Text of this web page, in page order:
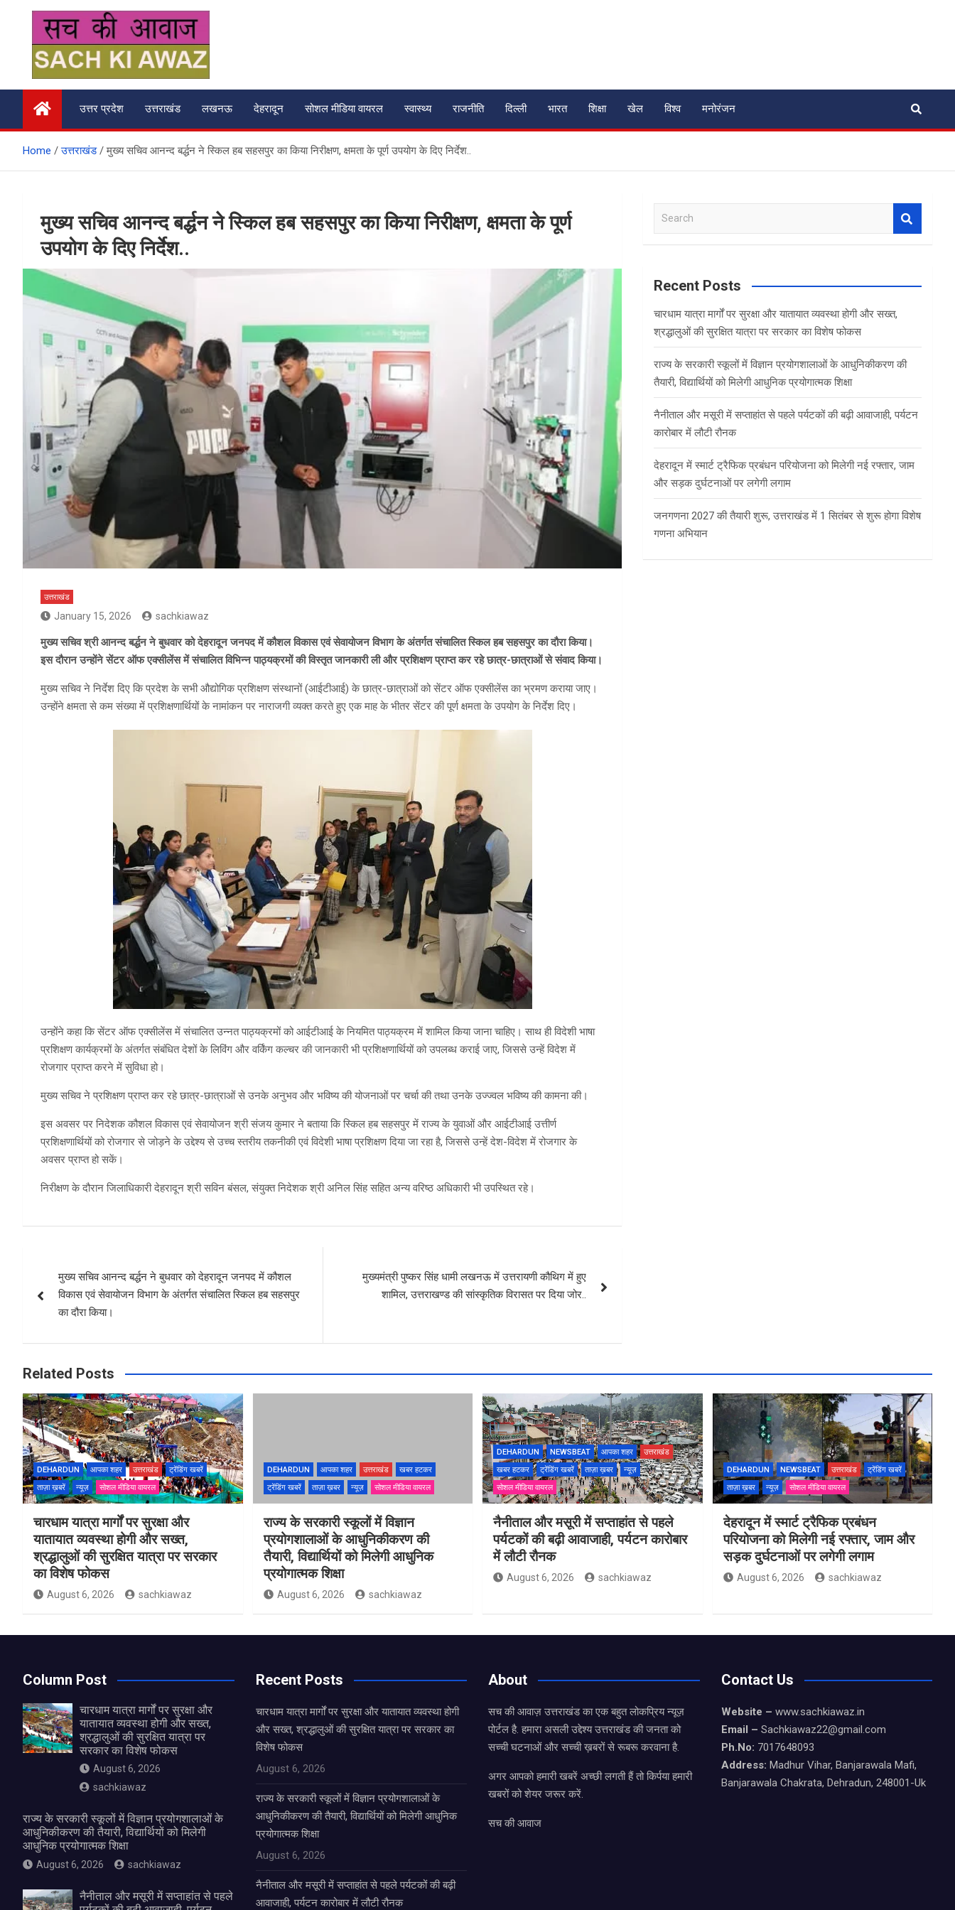
content
सच की आवाज
उत्तर प्रदेश उत्तराखंड लखनऊ देहरादून सोशल मीडिया वायरल स्वास्थ्य राजनीति दिल्ली भारत शिक्षा खेल विश्व मनोरंजन
Home उत्तराखंड मुख्य सचिव आनन्द बर्द्धन ने स्किल हब सहसपुर का किया निरीक्षण, क्षमता के पूर्ण उपयोग के दिए निर्देश..
मुख्य सचिव आनन्द बर्द्धन ने स्किल हब सहसपुर का किया निरीक्षण, क्षमता के पूर्ण
उपयोग के दिए निर्देश..
उत्तराखंड
January 15, 2026 sachkiawaz
मुख्य सचिव श्री आनन्द बर्द्धन ने बुधवार को देहरादून जनपद में कौशल विकास एवं सेवायोजन विभाग के अंतर्गत संचालित स्किल हब सहसपुर का दौरा किया।
इस दौरान उन्होंने सेंटर ऑफ एक्सीलेंस में संचालित विभिन्न पाठ्यक्रमों की विस्तृत जानकारी ली और प्रशिक्षण प्राप्त कर रहे छात्र-छात्राओं से संवाद किया।
मुख्य सचिव ने निर्देश दिए कि प्रदेश के सभी औद्योगिक प्रशिक्षण संस्थानों (आईटीआई) के छात्र-छात्राओं को सेंटर ऑफ एक्सीलेंस का भ्रमण कराया जाए।
उन्होंने क्षमता से कम संख्या में प्रशिक्षणार्थियों के नामांकन पर नाराजगी व्यक्त करते हुए एक माह के भीतर सेंटर की पूर्ण क्षमता के उपयोग के निर्देश दिए।
उन्होंने कहा कि सेंटर ऑफ एक्सीलेंस में संचालित उन्नत पाठ्यक्रमों को आईटीआई के नियमित पाठ्यक्रम में शामिल किया जाना चाहिए। साथ ही विदेशी भाषा
प्रशिक्षण कार्यक्रमों के अंतर्गत संबंधित देशों के लिविंग और वर्किंग कल्चर की जानकारी भी प्रशिक्षणार्थियों को उपलब्ध कराई जाए, जिससे उन्हें विदेश में
रोजगार प्राप्त करने में सुविधा हो।
मुख्य सचिव ने प्रशिक्षण प्राप्त कर रहे छात्र-छात्राओं से उनके अनुभव और भविष्य की योजनाओं पर चर्चा की तथा उनके उज्ज्वल भविष्य की कामना की।
इस अवसर पर निदेशक कौशल विकास एवं सेवायोजन श्री संजय कुमार ने बताया कि स्किल हब सहसपुर में राज्य के युवाओं और आईटीआई उत्तीर्ण
प्रशिक्षणार्थियों को रोजगार से जोड़ने के उद्देश्य से उच्च स्तरीय तकनीकी एवं विदेशी भाषा प्रशिक्षण दिया जा रहा है, जिससे उन्हें देश-विदेश में रोजगार के
अवसर प्राप्त हो सकें।
निरीक्षण के दौरान जिलाधिकारी देहरादून श्री सविन बंसल, संयुक्त निदेशक श्री अनिल सिंह सहित अन्य वरिष्ठ अधिकारी भी उपस्थित रहे।
navigation
मुख्य सचिव आनन्द बर्द्धन ने बुधवार को देहरादून जनपद में कौशल
विकास एवं सेवायोजन विभाग के अंतर्गत संचालित स्किल हब सहसपुर
का दौरा किया।
मुख्यमंत्री पुष्कर सिंह धामी लखनऊ में उत्तरायणी कौथिग में हुए
शामिल, उत्तराखण्ड की सांस्कृतिक विरासत पर दिया जोर..
a
c
Recent Posts
चारधाम यात्रा मार्गों पर सुरक्षा और यातायात व्यवस्था होगी और सख्त,
श्रद्धालुओं की सुरक्षित यात्रा पर सरकार का विशेष फोकस
राज्य के सरकारी स्कूलों में विज्ञान प्रयोगशालाओं के आधुनिकीकरण की
तैयारी, विद्यार्थियों को मिलेगी आधुनिक प्रयोगात्मक शिक्षा
नैनीताल और मसूरी में सप्ताहांत से पहले पर्यटकों की बढ़ी आवाजाही, पर्यटन
कारोबार में लौटी रौनक
देहरादून में स्मार्ट ट्रैफिक प्रबंधन परियोजना को मिलेगी नई रफ्तार, जाम
और सड़क दुर्घटनाओं पर लगेगी लगाम
जनगणना 2027 की तैयारी शुरू, उत्तराखंड में 1 सितंबर से शुरू होगा विशेष
गणना अभियान
Related Posts
DEHARDUN आपका शहर उत्तराखंड
ट्रेंडिंग खबरें
ताज़ा ख़बरें
न्यूज़ सोशल मीडिया वायरल
चारधाम यात्रा मार्गों पर सुरक्षा और
यातायात व्यवस्था होगी और सख्त,
श्रद्धालुओं की सुरक्षित यात्रा पर सरकार
का विशेष फोकस
August 6, 2026 sachkiawaz
DEHARDUN आपका शहर उत्तराखंड
खबर हटकर
ट्रेंडिंग खबरें
ताज़ा ख़बर न्यूज़ सोशल मीडिया वायरल
राज्य के सरकारी स्कूलों में विज्ञान
प्रयोगशालाओं के आधुनिकीकरण की
तैयारी, विद्यार्थियों को मिलेगी आधुनिक
प्रयोगात्मक शिक्षा
August 6, 2026 sachkiawaz
DEHARDUN NEWSBEAT आपका शहर
उत्तराखंड
खबर हटकर
ट्रेंडिंग खबरें ताज़ा ख़बर
न्यूज़
सोशल मीडिया वायरल
नैनीताल और मसूरी में सप्ताहांत से पहले
पर्यटकों की बढ़ी आवाजाही, पर्यटन कारोबार
में लौटी रौनक
August 6, 2026 sachkiawaz
DEHARDUN NEWSBEAT उत्तराखंड
ट्रेंडिंग खबरें
ताज़ा ख़बर
न्यूज़ सोशल मीडिया वायरल
देहरादून में स्मार्ट ट्रैफिक प्रबंधन
परियोजना को मिलेगी नई रफ्तार, जाम और
सड़क दुर्घटनाओं पर लगेगी लगाम
August 6, 2026 sachkiawaz
Column Post
चारधाम यात्रा मार्गों पर सुरक्षा और
यातायात व्यवस्था होगी और सख्त,
श्रद्धालुओं की सुरक्षित यात्रा पर
सरकार का विशेष फोकस
August 6, 2026
sachkiawaz
राज्य के सरकारी स्कूलों में विज्ञान प्रयोगशालाओं के
आधुनिकीकरण की तैयारी, विद्यार्थियों को मिलेगी
आधुनिक प्रयोगात्मक शिक्षा
August 6, 2026 sachkiawaz
नैनीताल और मसूरी में सप्ताहांत से पहले
Recent Posts
चारधाम यात्रा मार्गों पर सुरक्षा और यातायात व्यवस्था होगी
और सख्त, श्रद्धालुओं की सुरक्षित यात्रा पर सरकार का
विशेष फोकस
August 6, 2026
राज्य के सरकारी स्कूलों में विज्ञान प्रयोगशालाओं के
आधुनिकीकरण की तैयारी, विद्यार्थियों को मिलेगी आधुनिक
प्रयोगात्मक शिक्षा
August 6, 2026
नैनीताल और मसूरी में सप्ताहांत से पहले पर्यटकों की बढ़ी
आवाजाही, पर्यटन कारोबार में लौटी रौनक
About
सच की आवाज़ उत्तराखंड का एक बहुत लोकप्रिय न्यूज़
पोर्टल है. हमारा असली उद्देश्य उत्तराखंड की जनता को
सच्ची घटनाओं और सच्ची ख़बरों से रूबरू करवाना है.
अगर आपको हमारी खबरें अच्छी लगती हैं तो किर्पया हमारी
खबरों को शेयर जरूर करें.
सच की आवाज
Contact Us
Website – www.sachkiawaz.in
Email – Sachkiawaz22@gmail.com
Ph.No: 7017648093
Address: Madhur Vihar, Banjarawala Mafi,
Banjarawala Chakrata, Dehradun, 248001-Uk